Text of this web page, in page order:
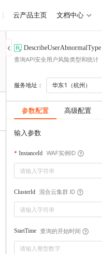
云产品主页 文档中心
DescribeUserAbnormalType
查询API安全用户风险类型和统计
服务地址： 华东1（杭州）
参数配置 高级配置
输入参数
InstanceId WAF实例ID
ClusterId 混合云集群 ID
StartTime 查询的开始时间